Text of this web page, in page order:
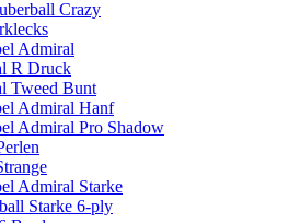
Crazy
Admiral
R Druck
Tweed Bunt
Admiral Hanf
Admiral Pro Shadow
Admiral Starke
Starke 6-ply